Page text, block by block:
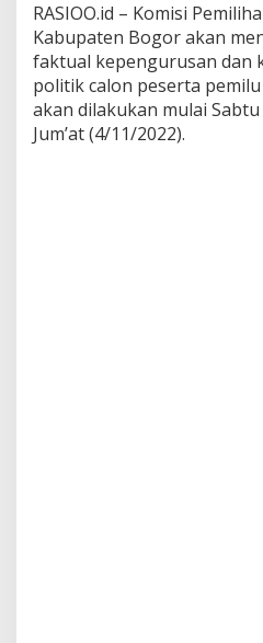
RASIOO.id – Komisi
Kabupaten Bogor akan
faktual kepengurusan dan
politik calon peserta
akan dilakukan mulai
Jum’at (4/11/2022).